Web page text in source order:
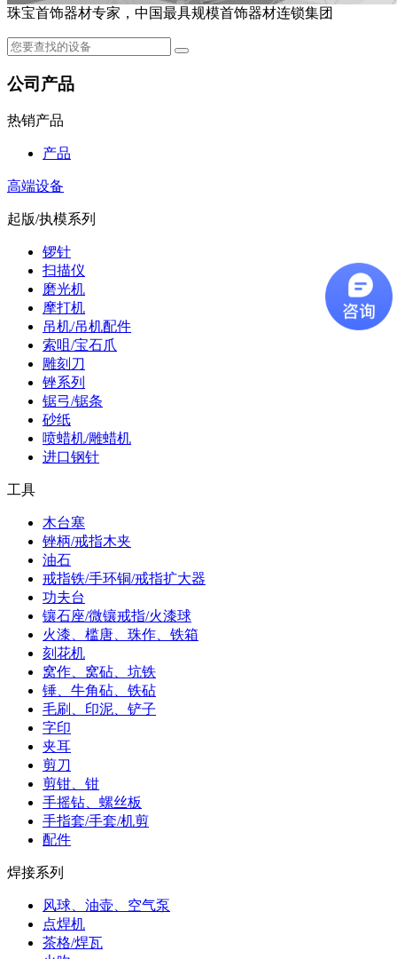
珠宝首饰器材专家，中国最具规模首饰器材连锁集团
公司产品
热销产品
产品
高端设备
起版/执模系列
锣针
扫描仪
磨光机
摩打机
吊机/吊机配件
索咀/宝石爪
雕刻刀
锉系列
锯弓/锯条
砂纸
喷蜡机/雕蜡机
进口钢针
工具
木台塞
锉柄/戒指木夹
油石
戒指铁/手环铜/戒指扩大器
功夫台
镶石座/微镶戒指/火漆球
火漆、槛唐、珠作、铁箱
刻花机
窝作、窝砧、坑铁
锤、牛角砧、铁砧
毛刷、印泥、铲子
字印
夹耳
剪刀
剪钳、钳
手摇钻、螺丝板
手指套/手套/机剪
配件
焊接系列
风球、油壶、空气泵
点焊机
茶格/焊瓦